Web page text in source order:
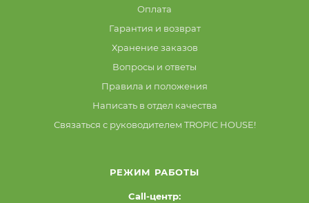
Оплата
Гарантия и возврат
Хранение заказов
Вопросы и ответы
Правила и положения
Написать в отдел качества
Связаться с руководителем TROPIC HOUSE!
РЕЖИМ РАБОТЫ
Call-центр: